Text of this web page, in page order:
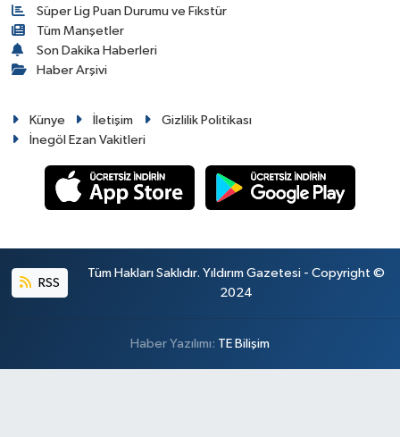
Süper Lig Puan Durumu ve Fikstür
Tüm Manşetler
Son Dakika Haberleri
Haber Arşivi
Künye İletişim
Gizlilik Politikası
İnegöl Ezan Vakitleri
RSS
Tüm Hakları Saklıdır. Yıldırım Gazetesi - Copyright ©
2024
Haber Yazılımı: TE Bilişim